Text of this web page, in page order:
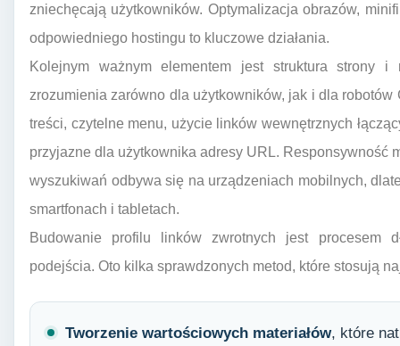
zniechęcają użytkowników. Optymalizacja obrazów,
odpowiedniego hostingu to kluczowe działania.
Kolejnym ważnym elementem jest struktura strony
zrozumienia zarówno dla użytkowników, jak i dla
treści, czytelne menu, użycie linków wewnętrznych
przyjazne dla użytkownika adresy URL. Responsywność
wyszukiwań odbywa się na urządzeniach mobilnych,
smartfonach i tabletach.
Budowanie profilu linków zwrotnych jest procesem
podejścia. Oto kilka sprawdzonych metod, które stosują
Tworzenie wartościowych materiałów, które